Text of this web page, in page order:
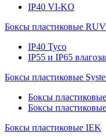
IP40 VI-KO
Боксы пластиковые
IP40 Тусо
IP55 и IP65
Боксы пластиковые
Боксы
Боксы
Боксы пластиковые IEK